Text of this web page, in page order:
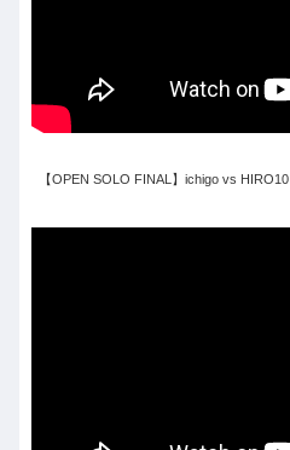
【OPEN SOLO FINAL】ichigo vs HIRO10